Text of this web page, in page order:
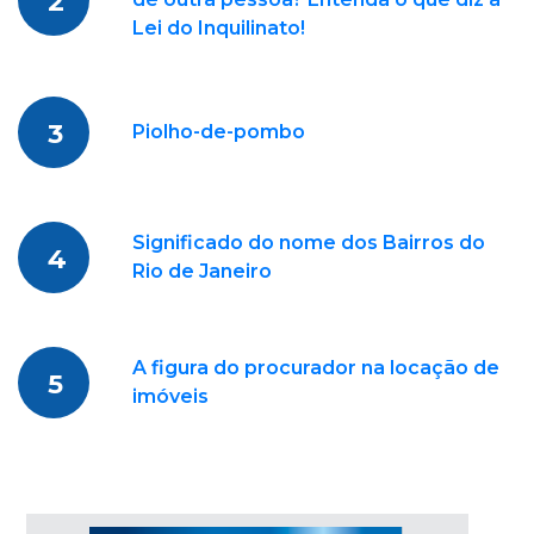
Lei do Inquilinato!
3 Piolho-de-pombo
4
Significado do nome dos Bairros do
Rio de Janeiro
5
A figura do procurador na locação de
imóveis